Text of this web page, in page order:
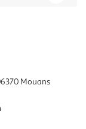
Mouans